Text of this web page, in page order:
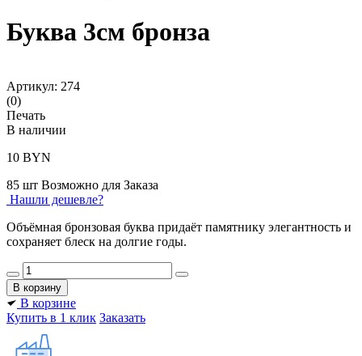
Буква 3см бронза
Артикул: 274
(0)
Печать
В наличии
10 BYN
85 шт Возможно для Заказа
Нашли дешевле?
Объёмная бронзовая буква придаёт памятнику элегантность и
сохраняет блеск на долгие годы.
В корзине
Купить в 1 клик Заказать